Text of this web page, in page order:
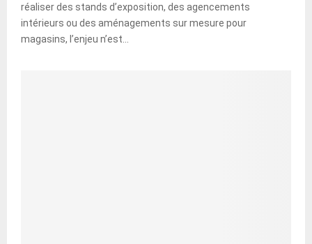
réaliser des stands d’exposition, des agencements
intérieurs ou des aménagements sur mesure pour
magasins, l’enjeu n’est...